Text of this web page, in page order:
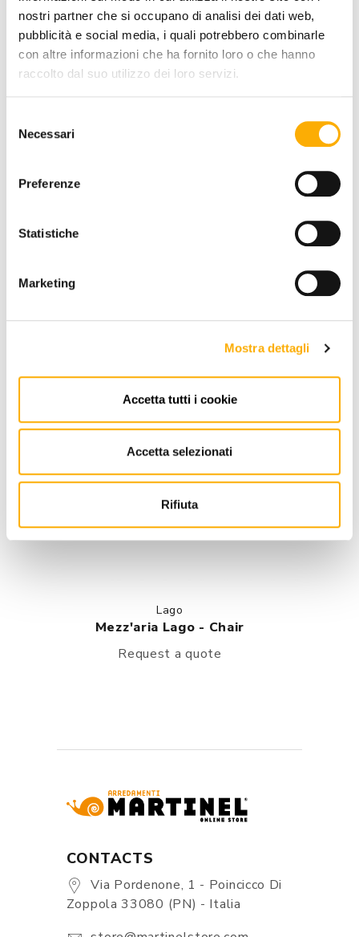
nostri partner che si occupano di analisi dei dati web,
pubblicità e social media, i quali potrebbero combinarle
con altre informazioni che ha fornito loro o che hanno
raccolto dal suo utilizzo dei loro servizi.
delNecessari
Preferenze
Statistiche
Marketing
Mostra dettagli
Accetta tutti i cookie
Accetta selezionati
Rifiuta
INFORMATION
BEST PRICE GUARANTEED
YOU MAY ALSO LIKE
Lago
Mezz'aria Lago - Chair
Request a quote
CONTACTS
Via Pordenone, 1 - Poincicco Di
Zoppola 33080 (PN) - Italia